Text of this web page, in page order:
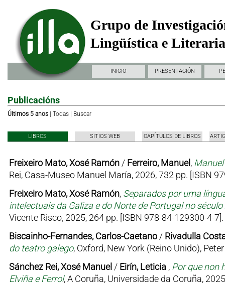
Grupo de
Lingüística e
INICIO PRESENTACIÓN
Publicacións
Últimos 5 anos| Todas| Buscar
LIBROS SITIOS WEB CAPÍTULOS DE LIBROS
Freixeiro Mato, Xosé Ramón/ Ferreiro, Manuel,
Rei, Casa-Museo Manuel María, 2026, 732 pp. [ISBN
Freixeiro Mato, Xosé Ramón, Separados por uma
intelectuais da Galiza e do Norte de Portugal no
Vicente Risco, 2025, 264 pp. [ISBN 978-84-129300-4-7].
Biscainho-Fernandes, Carlos-Caetano/ Rivadulla
do teatro galego, Oxford, New York (Reino Unido),
Sánchez Rei, Xosé Manuel / Eirín, Leticia , Por que non
Elviña e Ferrol, A Coruña, Universidade da Coruña,